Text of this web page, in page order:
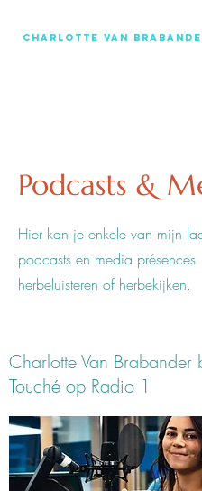
Charlotte Van
Podcasts &
Hier kan je enkele van mijn
podcasts en media présences
herbeluisteren of herbekijken.
Charlotte Van Brabander
Touché op Radio 1